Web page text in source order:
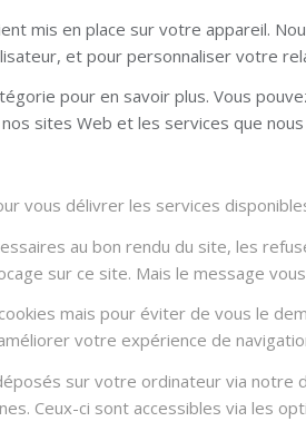
mis en place sur votre appareil.
et pour personnaliser votre
pour en savoir plus. Vous
sites Web et les services que
vous délivrer les services
au bon rendu du site, les
sur ce site. Mais le message
mais pour éviter de vous le
votre expérience de
sur votre ordinateur via
Ceux-ci sont accessibles via les